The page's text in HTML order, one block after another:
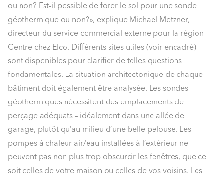
ou non? Est-il possible de forer le sol pour une sonde
géothermique ou non?», explique Michael Metzner,
directeur du service commercial externe pour la région
Centre chez Elco. Différents sites utiles (voir encadré)
sont disponibles pour clarifier de telles questions
fondamentales. La situation architectonique de chaque
bâtiment doit également être analysée. Les sondes
géothermiques nécessitent des emplacements de
perçage adéquats – idéalement dans une allée de
garage, plutôt qu’au milieu d’une belle pelouse. Les
pompes à chaleur air/eau installées à l’extérieur ne
peuvent pas non plus trop obscurcir les fenêtres, que ce
soit celles de votre maison ou celles de vos voisins. Les